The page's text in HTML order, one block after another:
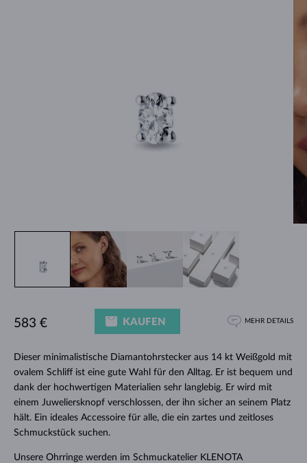
Dieser minimalistische Diamantohrstecker aus 14 kt Weißgold mit
ovalem Schliff ist eine gute Wahl für den Alltag. Er ist bequem und
dank der hochwertigen Materialien sehr langlebig. Er wird mit
einem Juweliersknopf verschlossen, der ihn sicher an seinem Platz
hält. Ein ideales Accessoire für alle, die ein zartes und zeitloses
Schmuckstück suchen.
Unsere Ohrringe werden im Schmuckatelier KLENOTA
583 € KAUFEN MEHR DETAILS